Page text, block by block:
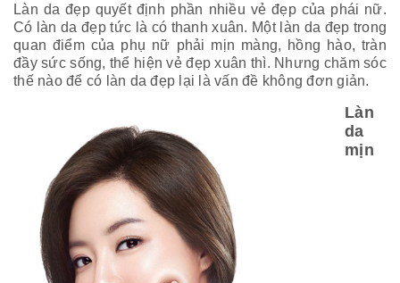
Làn da đẹp quyết định phần nhiều vẻ đẹp của phái nữ.
Có làn da đẹp tức là có thanh xuân. Một làn da đẹp trong
quan điểm của phụ nữ phải mịn màng, hồng hào, tràn
đầy sức sống, thể hiện vẻ đẹp xuân thì. Nhưng chăm sóc
thế nào để có làn da đẹp lại là vấn đề không đơn giản.
Làn
da
mịn